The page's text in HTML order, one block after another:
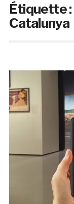
Étiquette :
Catalunya